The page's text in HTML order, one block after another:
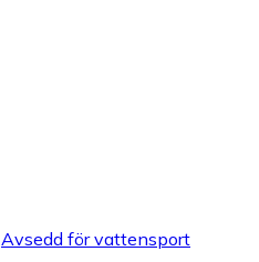
Avsedd för vattensport